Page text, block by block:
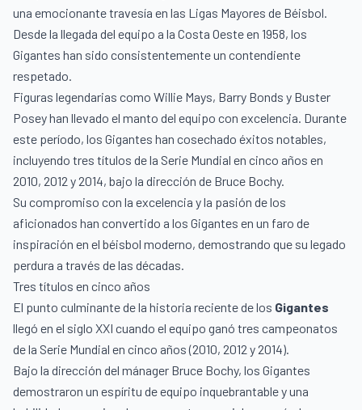
una emocionante travesía en las Ligas Mayores de Béisbol.
Desde la llegada del equipo a la Costa Oeste en 1958, los
Gigantes han sido consistentemente un contendiente
respetado.
Figuras legendarias como Willie Mays, Barry Bonds y Buster
Posey han llevado el manto del equipo con excelencia. Durante
este período, los Gigantes han cosechado éxitos notables,
incluyendo tres títulos de la Serie Mundial en cinco años en
2010, 2012 y 2014, bajo la dirección de Bruce Bochy.
Su compromiso con la excelencia y la pasión de los
aficionados han convertido a los Gigantes en un faro de
inspiración en el béisbol moderno, demostrando que su legado
perdura a través de las décadas.
Tres títulos en cinco años
El punto culminante de la historia reciente de los Gigantes
llegó en el siglo XXI cuando el equipo ganó tres campeonatos
de la Serie Mundial en cinco años (2010, 2012 y 2014).
Bajo la dirección del mánager Bruce Bochy, los Gigantes
demostraron un espíritu de equipo inquebrantable y una